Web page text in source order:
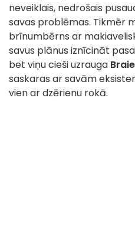
neveiklais, nedrošais
savas problēmas. Tikmēr
brīnumbērns ar
savus plānus iznīcināt
bet viņu cieši uzrauga
saskaras ar savām
vien ar dzērienu rokā.